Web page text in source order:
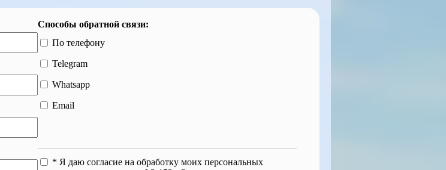
Способы обратной связи:
По телефону
Telegram
Whatsapp
Email
* Я даю согласие на обработку моих персональных